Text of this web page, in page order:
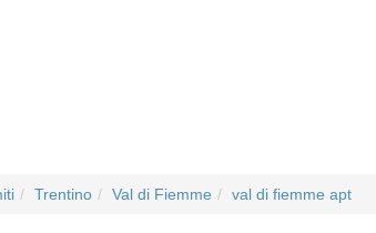
Trentino Val di Fiemme val di fiemme apt